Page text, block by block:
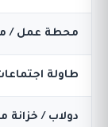
محطة عمل /
طاولة
دولاب / خزانة